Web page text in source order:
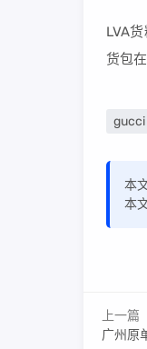
LVA
货包
gucci
本
本
上一篇
广州原